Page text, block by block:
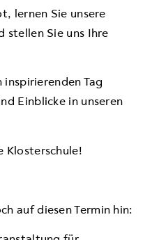
lernen Sie unsere
stellen Sie uns Ihre
inspirierenden Tag
Einblicke in unseren
Klosterschule!
auf diesen Termin hin: